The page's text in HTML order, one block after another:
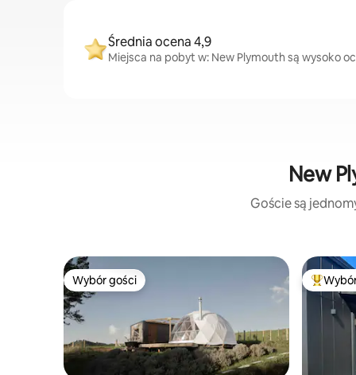
Średnia ocena 4,9
Miejsca na pobyt w: New Plymouth są wysoko
New
Goście są
Wybór gości
Wybór gości